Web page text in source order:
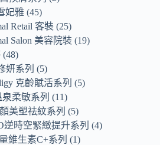
妃雅 45
Retail 客裝 25
Salon 美容院裝 19
48
妍系列
5
克齡賦活系列
5
泉柔敏系列
11
美塑祛紋系列
5
逆時空緊緻提升系列
4
維生素C+系列
1